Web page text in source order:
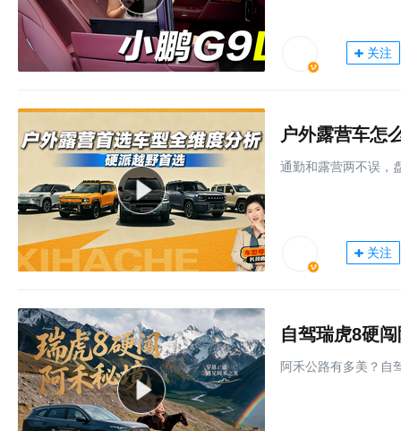
关注
户外露营车怎
通勤和露营两不误，
关注
自驾瑞虎8硬
阿禾公路有多美？自